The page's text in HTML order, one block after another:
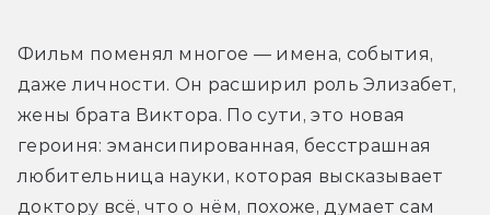
Фильм поменял многое — имена, события,
даже личности. Он расширил роль Элизабет,
жены брата Виктора. По сути, это новая
героиня: эмансипированная, бесстрашная
любительница науки, которая высказывает
доктору всё, что о нём, похоже, думает сам